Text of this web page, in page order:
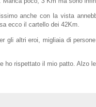
anche con la vista
ecco il cartello dei 42Km.
gli altri eroi, migliaia di
ho rispettato il mio patto. Alzo